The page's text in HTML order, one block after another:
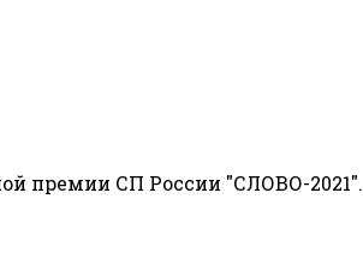
премии СП России "СЛОВО-2021".